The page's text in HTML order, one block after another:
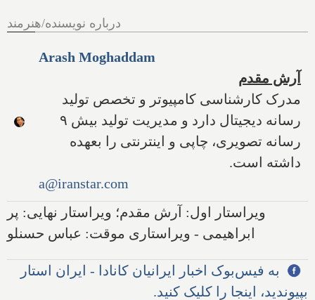
درباره نویسنده/هنرمند
Arash Moghaddam
آرش مقدم
مدرک کارشناسی کامپیوتر و تخصص تولید
رسانه دیجیتال دارد و مدیریت تولید بیش ۹
رسانه تصویری، چاپی و اینترنتی را بعهده
داشته است.
a@iranstar.com
ویراستار اول: آرش مقدم؛ ویراستار نهایی: پر
ابراهیمی - ویراستاری موقت: عباس حسنلو
به فیس‌بوک اخبار ایرانیان کانادا - ایران استار
بپیوندید، اینجا را کلیک کنید.